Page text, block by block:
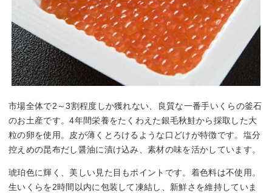
市場全体で2～3割程度しか獲れない、良質な一番手いくらの釜石
のお土産です。4年間栄養をたくわえた銀毛秋鮭から採取した大
粒の卵を使用。皮が薄くとろけるような口どけが特徴です。塩分
控えめの昆布だし醤油に漬け込み、素材の味を活かしています。
琥珀色に輝く、美しい見た目もポイントです。着色料は不使用。
生いくらを2時間以内に包装して凍結し、新鮮さを維持していま